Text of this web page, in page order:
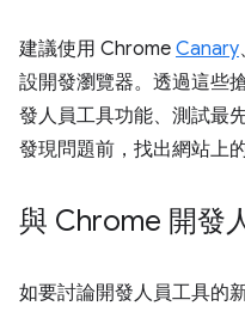
建議使用 Chrome Canary、
設開發瀏覽器。透過這些
發人員工具功能、測試最
發現問題前，找出網站上
與 Chrome 開發
如要討論開發人員工具的